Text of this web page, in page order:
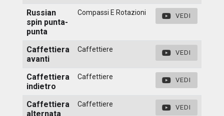
Russian
spin punta-
punta
Compassi E Rotazioni VEDI
Caffettiera
avanti
Caffettiere VEDI
Caffettiera
indietro
Caffettiere VEDI
Caffettiera
alternata
Caffettiere VEDI